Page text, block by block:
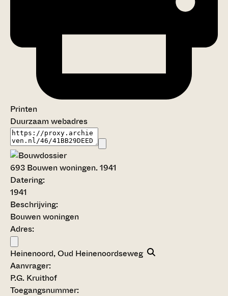
Printen
Duurzaam webadres
693 Bouwen woningen. 1941
Datering:
1941
Beschrijving:
Bouwen woningen
Adres:
Heinenoord, Oud Heinenoordseweg
Aanvrager:
P.G. Kruithof
Toegangsnummer: